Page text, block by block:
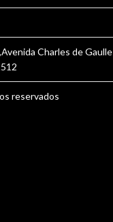
Charles de Gaulle
reservados